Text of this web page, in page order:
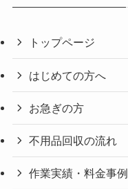
トップページ
はじめての方へ
お急ぎの方
不用品回収の流れ
作業実績・料金事例